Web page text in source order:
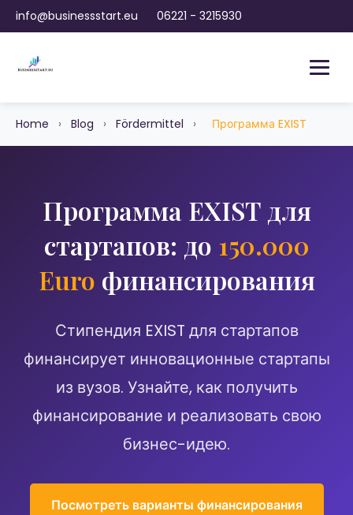
info@businessstart.eu 06221 - 3215930
Home › Blog › Fördermittel › Программа EXIST
Программа EXIST для
стартапов: до 150.000
Euro финансирования
Стипендия EXIST для стартапов
финансирует инновационные стартапы
из вузов. Узнайте, как получить
финансирование и реализовать свою
бизнес-идею.
Посмотреть варианты финансирования